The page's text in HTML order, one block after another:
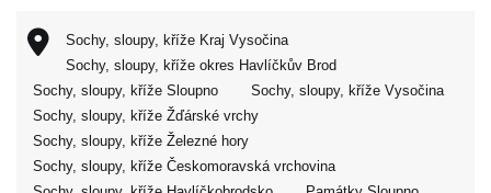
Sochy, sloupy, kříže Kraj Vysočina
Sochy, sloupy, kříže okres Havlíčkův Brod
Sochy, sloupy, kříže Sloupno
Sochy, sloupy, kříže Vysočina
Sochy, sloupy, kříže Žďárské vrchy
Sochy, sloupy, kříže Železné hory
Sochy, sloupy, kříže Českomoravská vrchovina